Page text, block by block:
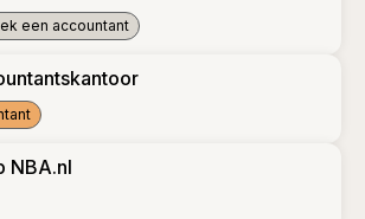
een accountant
NBA.nl